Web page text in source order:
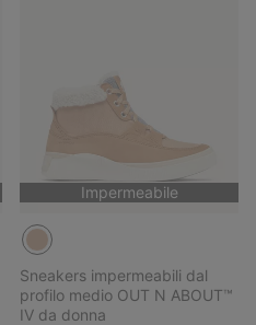
Impermeabile
Sneakers impermeabili dal
profilo medio OUT N ABOUT™
IV da donna